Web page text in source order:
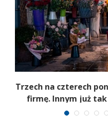
Trzech na czterech
firmę. Innym już